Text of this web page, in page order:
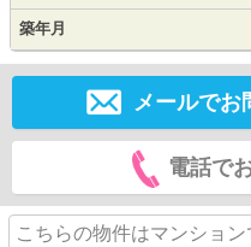
築年月
メールでお
電話で
こちらの物件はマンショ